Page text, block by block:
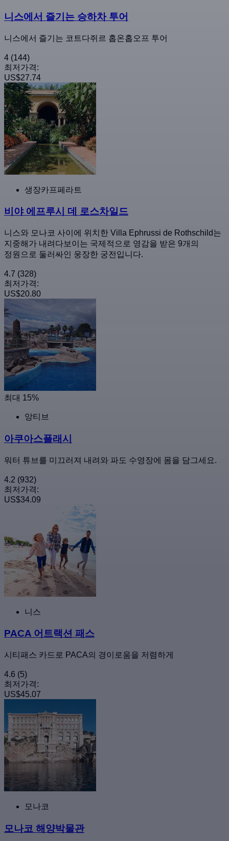
니스에서 즐기는 승하차 투어
니스에서 즐기는 코트다쥐르 홉온홉오프 투어
4 (144)
최저가격:
US$27.74
생장카프페라트
비야 에프루시 데 로스차일드
니스와 모나코 사이에 위치한 Villa Ephrussi de Rothschild는
지중해가 내려다보이는 국제적으로 영감을 받은 9개의
정원으로 둘러싸인 웅장한 궁전입니다.
4.7 (328)
최저가격:
US$20.80
최대 15%
앙티브
아쿠아스플래시
워터 튜브를 미끄러져 내려와 파도 수영장에 몸을 담그세요.
4.2 (932)
최저가격:
US$34.09
니스
PACA 어트랙션 패스
시티패스 카드로 PACA의 경이로움을 저렴하게
4.6 (5)
최저가격:
US$45.07
모나코
모나코 해양박물관